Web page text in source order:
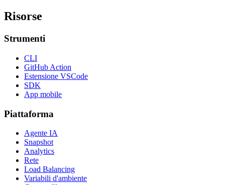
Risorse
Strumenti
CLI
GitHub Action
Estensione VSCode
SDK
App mobile
Piattaforma
Agente IA
Snapshot
Analytics
Rete
Load Balancing
Variabili d'ambiente